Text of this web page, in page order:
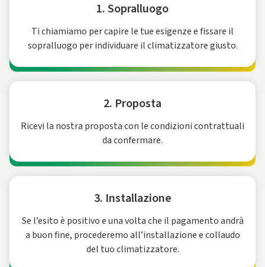
1. Sopralluogo
Ti chiamiamo per capire le tue esigenze e fissare il
sopralluogo per individuare il climatizzatore giusto.
2. Proposta
Ricevi la nostra proposta con le condizioni contrattuali
da confermare.
3. Installazione
Se l’esito è positivo e una volta che il pagamento andrà
a buon fine, procederemo all’installazione e collaudo
del tuo climatizzatore.